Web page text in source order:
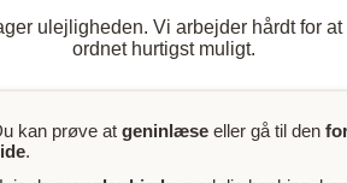
ulejligheden. Vi arbejder hårdt for at
ordnet hurtigst muligt.
kan prøve at geninlæse eller gå til den
.